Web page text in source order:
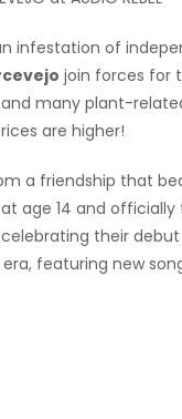
infestation of
join forces for
many plant-
are higher!
a friendship that
age 14 and
their
era, featuring new